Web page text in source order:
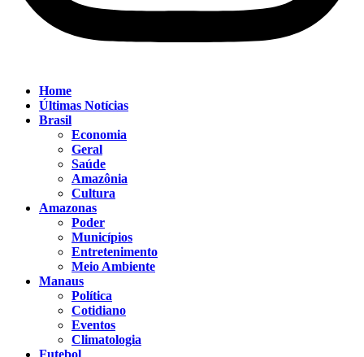
Home
Últimas Notícias
Brasil
Economia
Geral
Saúde
Amazônia
Cultura
Amazonas
Poder
Municípios
Entretenimento
Meio Ambiente
Manaus
Política
Cotidiano
Eventos
Climatologia
Futebol